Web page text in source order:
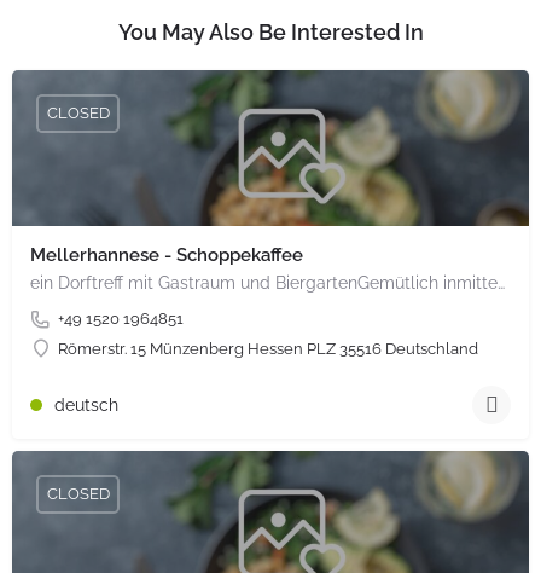
You May Also Be Interested In
Mellerhannese - Schoppekaffee
ein Dorftreff mit Gastraum und BiergartenGemütlich inmitten unserem idyllischen Trais Münzenberg, entlang…
+49 1520 1964851
Römerstr. 15 Münzenberg Hessen PLZ 35516 Deutschland
CLOSED
deutsch
CLOSED